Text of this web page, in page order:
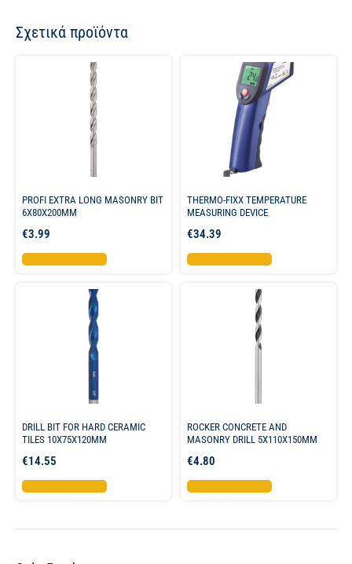
Σχετικά προϊόντα
PROFI EXTRA LONG MASONRY BIT
6X80X200MM
€3.99
Προσθήκη στο καλάθι
THERMO-FIXX TEMPERATURE
MEASURING DEVICE
€34.39
Προσθήκη στο καλάθι
DRILL BIT FOR HARD CERAMIC
TILES 10X75X120MM
€14.55
Προσθήκη στο καλάθι
ROCKER CONCRETE AND
MASONRY DRILL 5X110X150MM
€4.80
Προσθήκη στο καλάθι